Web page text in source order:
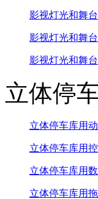
影视灯光和舞
影视灯光和舞
影视灯光和舞
立体停
立体停车库用
立体停车库用
立体停车库用
立体停车库用